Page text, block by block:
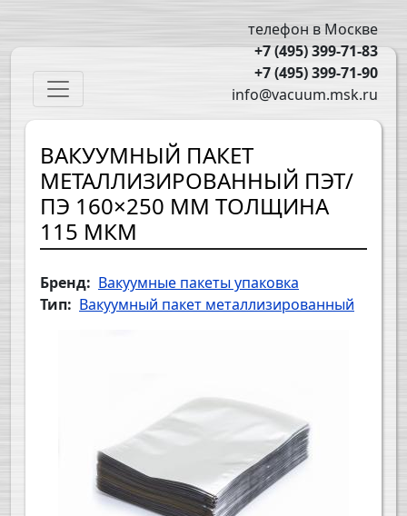
телефон в Москве
+7 (495) 399-71-83
+7 (495) 399-71-90
info@vacuum.msk.ru
Main navigation
ВАКУУМНЫЙ ПАКЕТ
МЕТАЛЛИЗИРОВАННЫЙ ПЭТ/
ПЭ 160×250 ММ ТОЛЩИНА
115 МКМ
Бренд
Вакуумные пакеты упаковка
Тип
Вакуумный пакет металлизированный